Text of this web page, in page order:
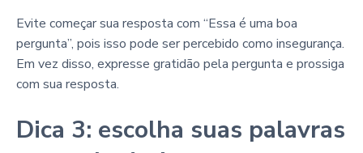
Evite começar sua resposta com “Essa é uma boa
pergunta”, pois isso pode ser percebido como insegurança.
Em vez disso, expresse gratidão pela pergunta e prossiga
com sua resposta.
Dica 3: escolha suas palavras